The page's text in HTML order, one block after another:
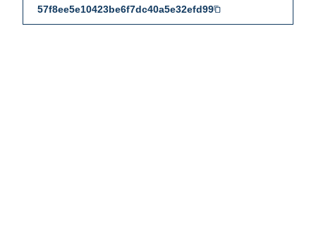
57f8ee5e10423be6f7dc40a5e32efd99